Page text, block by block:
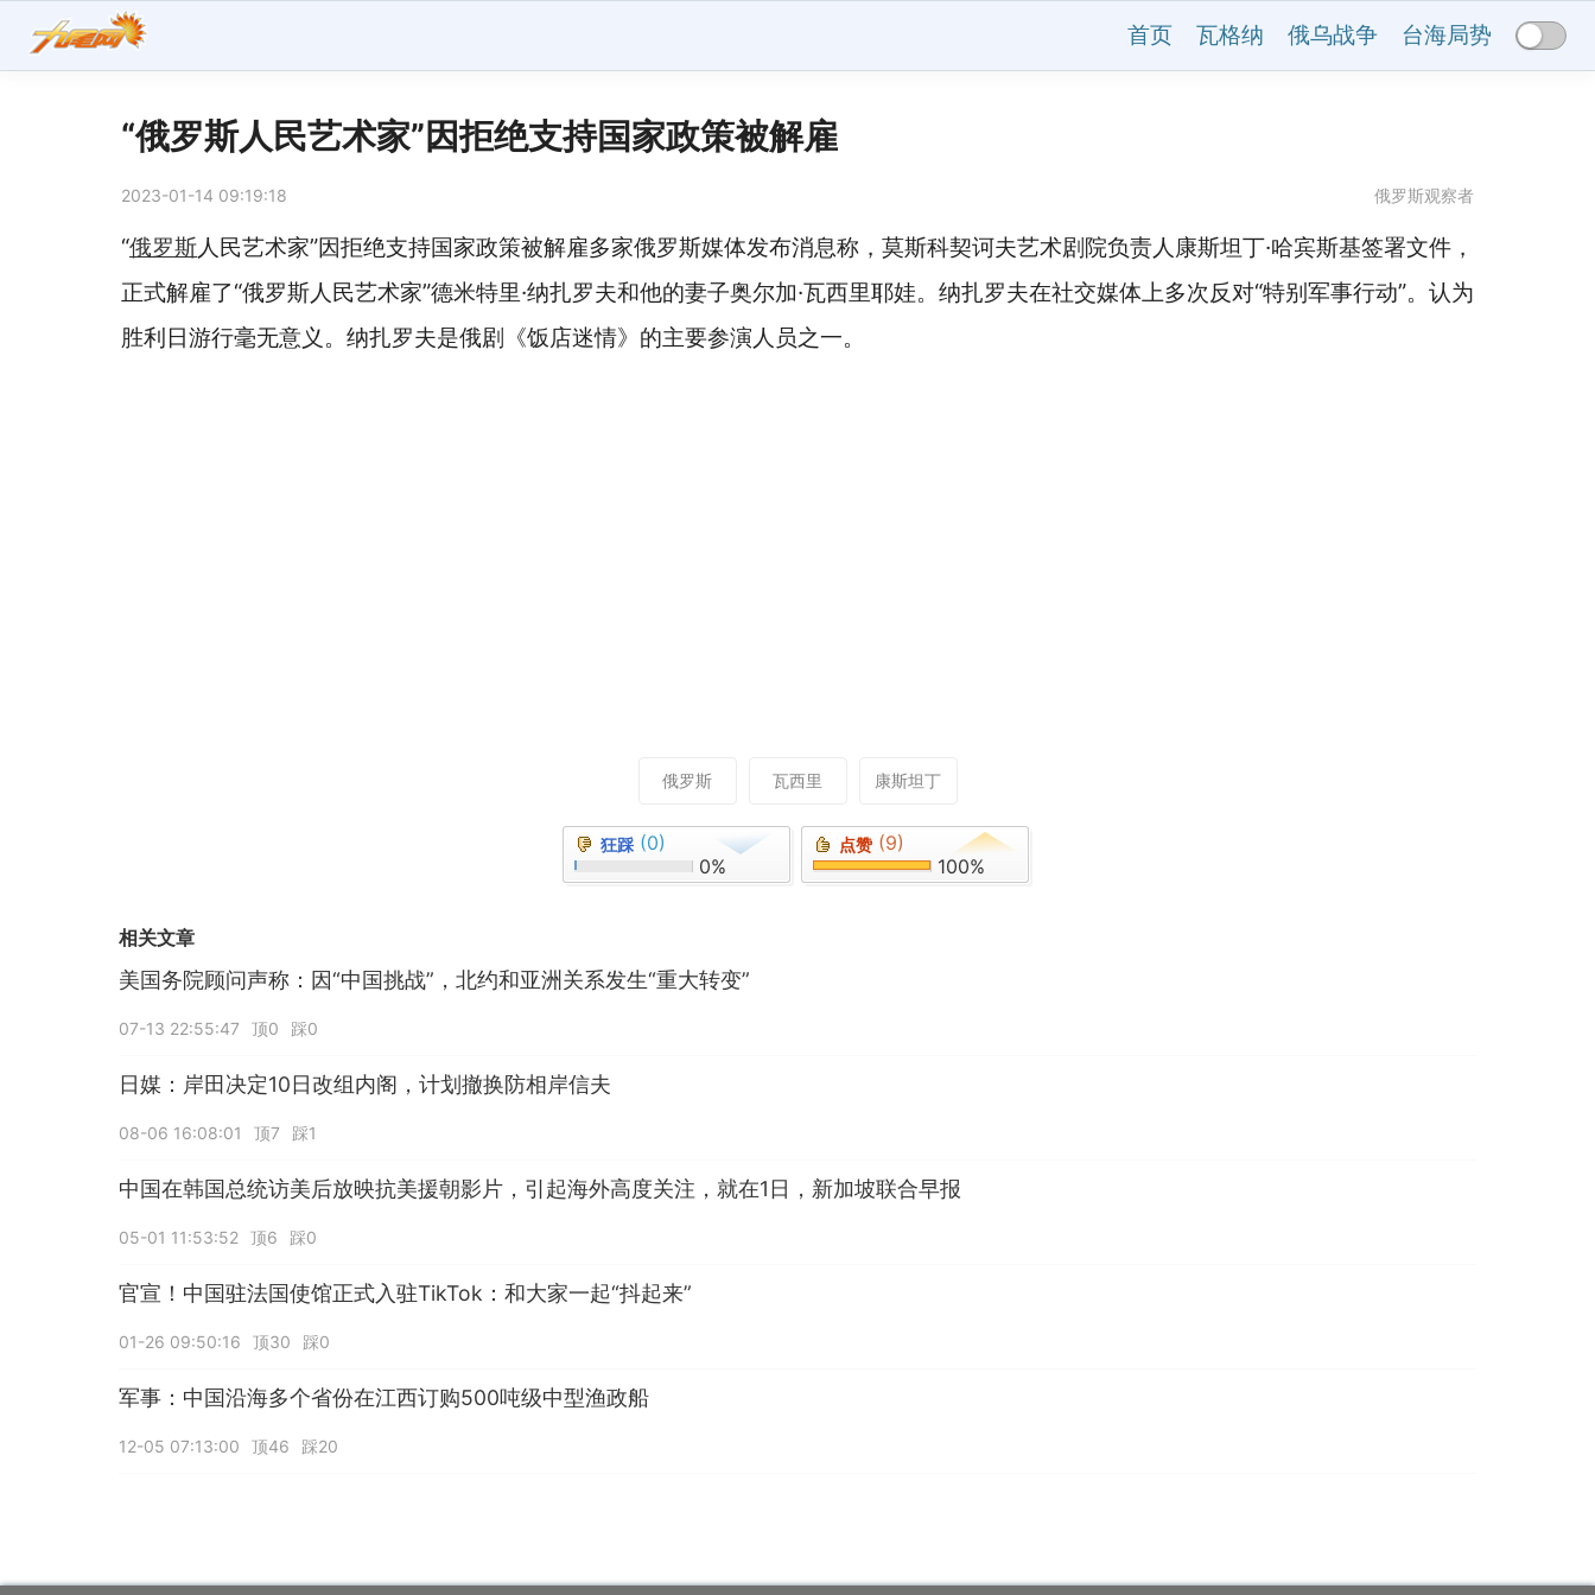
首页 瓦格纳 俄乌战争 台海局势
“俄罗斯人民艺术家”因拒绝支持国家政策被解雇
2023-01-14 09:19:18 俄罗斯观察者
“俄罗斯人民艺术家”因拒绝支持国家政策被解雇多家俄罗斯媒体发布消息称，莫斯科契诃夫艺术剧院负责人康斯坦丁·哈宾斯基签署文件，
正式解雇了“俄罗斯人民艺术家”德米特里·纳扎罗夫和他的妻子奥尔加·瓦西里耶娃。纳扎罗夫在社交媒体上多次反对“特别军事行动”。认为
胜利日游行毫无意义。纳扎罗夫是俄剧《饭店迷情》的主要参演人员之一。
俄罗斯 瓦西里 康斯坦丁
狂踩 (0)
0%
点赞 (9)
100%
相关文章
美国务院顾问声称：因“中国挑战”，北约和亚洲关系发生“重大转变”
07-13 22:55:47 顶0 踩0
日媒：岸田决定10日改组内阁，计划撤换防相岸信夫
08-06 16:08:01 顶7 踩1
中国在韩国总统访美后放映抗美援朝影片，引起海外高度关注，就在1日，新加坡联合早报
05-01 11:53:52 顶6 踩0
官宣！中国驻法国使馆正式入驻TikTok：和大家一起“抖起来”
01-26 09:50:16 顶30 踩0
军事：中国沿海多个省份在江西订购500吨级中型渔政船
12-05 07:13:00 顶46 踩20